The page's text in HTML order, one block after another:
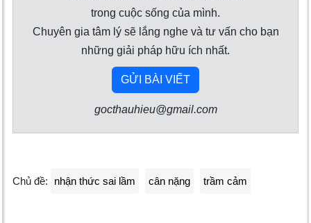
trong cuộc sống của mình.
Chuyên gia tâm lý sẽ lắng nghe và tư vấn cho bạn
những giải pháp hữu ích nhất.
GỬI BÀI VIẾT
gocthauhieu@gmail.com
Chủ đề: nhận thức sai lầm cân nặng trầm cảm